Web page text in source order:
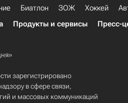
Биатлон ЗОЖ Хоккей
Продукты и сервисы Пресс-
зарегистрировано
в сфере связи,
и массовых коммуникаций